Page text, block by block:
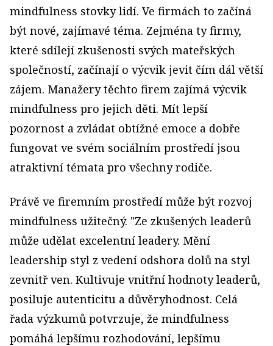
mindfulness stovky lidí. Ve firmách to začíná
být nové, zajímavé téma. Zejména ty firmy,
které sdílejí zkušenosti svých mateřských
společností, začínají o výcvik jevit čím dál větší
zájem. Manažery těchto firem zajímá výcvik
mindfulness pro jejich děti. Mít lepší
pozornost a zvládat obtížné emoce a dobře
fungovat ve svém sociálním prostředí jsou
atraktivní témata pro všechny rodiče.
Právě ve firemním prostředí může být rozvoj
mindfulness užitečný. "Ze zkušených leaderů
může udělat excelentní leadery. Mění
leadership styl z vedení odshora dolů na styl
zevnitř ven. Kultivuje vnitřní hodnoty leaderů,
posiluje autenticitu a důvěryhodnost. Celá
řada výzkumů potvrzuje, že mindfulness
pomáhá lepšímu rozhodování, lepšímu